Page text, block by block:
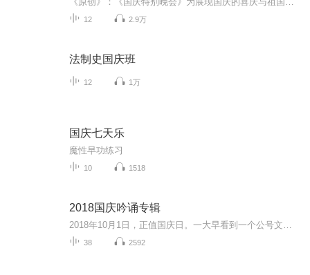
12 2.9万
法制史国庆班
12 1万
国庆七天乐
魔性早功练习
10 1518
2018国庆吟诵专辑
38 2592